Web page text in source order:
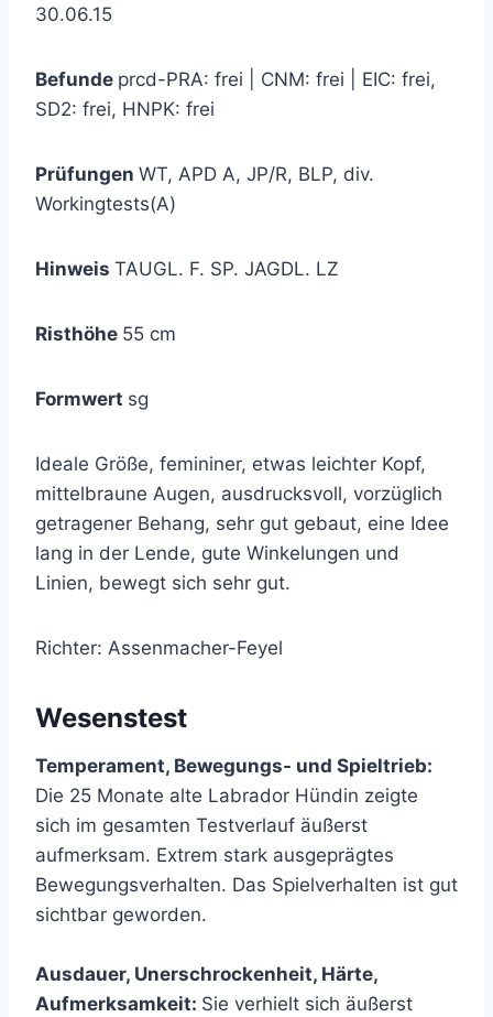
30.06.15
Befunde prcd-PRA: frei | CNM: frei | EIC: frei,
SD2: frei, HNPK: frei
Prüfungen WT, APD A, JP/R, BLP, div.
Workingtests(A)
Hinweis TAUGL. F. SP. JAGDL. LZ
Risthöhe 55 cm
Formwert sg
Ideale Größe, femininer, etwas leichter Kopf,
mittelbraune Augen, ausdrucksvoll, vorzüglich
getragener Behang, sehr gut gebaut, eine Idee
lang in der Lende, gute Winkelungen und
Linien, bewegt sich sehr gut.
Richter: Assenmacher-Feyel
Wesenstest
Temperament, Bewegungs- und Spieltrieb:
Die 25 Monate alte Labrador Hündin zeigte
sich im gesamten Testverlauf äußerst
aufmerksam. Extrem stark ausgeprägtes
Bewegungsverhalten. Das Spielverhalten ist gut
sichtbar geworden.
Ausdauer, Unerschrockenheit, Härte,
Aufmerksamkeit: Sie verhielt sich äußerst